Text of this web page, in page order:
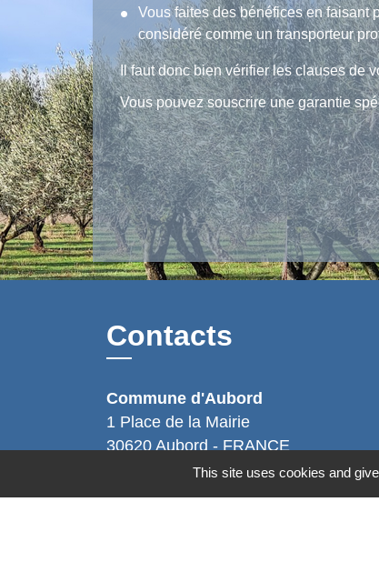
Vous faites des bénéfices en faisant
considéré comme un transporteur
Il faut donc bien vérifier les clauses de
Vous pouvez souscrire une garantie
Contacts
Commune d'Aubord
1 Place de la Mairie
30620 Aubord - FRANCE
+33 4 66 71 12 65
Contact par formulaire
This site uses cookies and